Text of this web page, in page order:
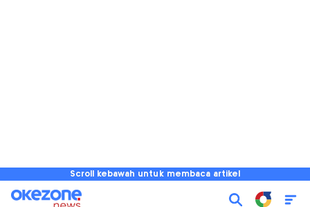
Scroll kebawah untuk membaca artikel